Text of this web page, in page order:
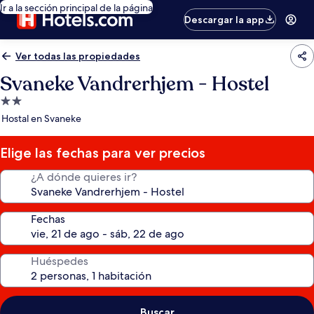
Ir a la sección principal de la página
Descargar la app
Ver todas las propiedades
Svaneke Vandrerhjem - Hostel
Propiedad
de
estrellas
Hostal en Svaneke
Elige las fechas para ver precios
¿A dónde quieres ir?
Fechas
Huéspedes